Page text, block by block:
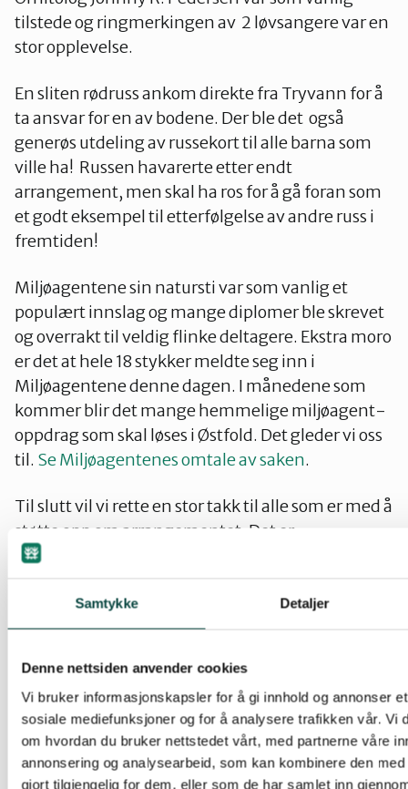
Samtykke Detaljer
Denne nettsiden anvender cookies
Vi bruker informasjonskapsler for å gi innhold og annonser
sosiale mediefunksjoner og for å analysere trafikken vår. Vi
om hvordan du bruker nettstedet vårt, med partnerne våre
annonsering og analysearbeid, som kan kombinere den
gjort tilgjengelig for dem, eller som de har samlet inn
tilstede og ringmerkingen av 2 løvsangere var en
stor opplevelse.
En sliten rødruss ankom direkte fra Tryvann for å
ta ansvar for en av bodene. Der ble det også
generøs utdeling av russekort til alle barna som
ville ha! Russen havarerte etter endt
arrangement, men skal ha ros for å gå foran som
et godt eksempel til etterfølgelse av andre russ i
fremtiden!
Miljøagentene sin natursti var som vanlig et
populært innslag og mange diplomer ble skrevet
og overrakt til veldig flinke deltagere. Ekstra moro
er det at hele 18 stykker meldte seg inn i
Miljøagentene denne dagen. I månedene som
kommer blir det mange hemmelige miljøagent-
oppdrag som skal løses i Østfold. Det gleder vi oss
til. Se Miljøagentenes omtale av saken.
Til slutt vil vi rette en stor takk til alle som er med å
støtte opp om arrangementet. Det er
inspirerende og moro å få lov til å være med å spre
morsom måte. Ikke minst gir det overskudd til alle
oss som jobber på frivillig basis.
Et nytt ”Din nabo er en drage” arrangement i
Østfold vil finne sted neste vår. Men hvis du ikke
klarer å vente til da, finner du oss i Tønsberg 9.
juni. Følg med på våre nettsider for mer
informasjon om kort tid.